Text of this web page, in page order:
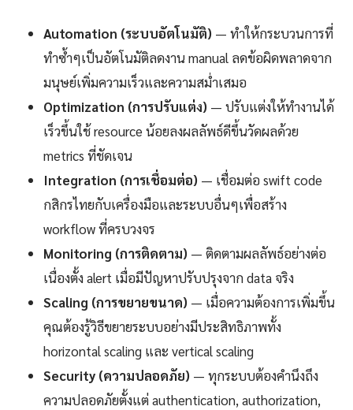
Automation (ระบบอัตโนมัติ) — ทำให้กระบวนการที่
ทำซ้ำๆเป็นอัตโนมัติลดงาน manual ลดข้อผิดพลาดจาก
มนุษย์เพิ่มความเร็วและความสม่ำเสมอ
Optimization (การปรับแต่ง) — ปรับแต่งให้ทำงานได้
เร็วขึ้นใช้ resource น้อยลงผลลัพธ์ดีขึ้นวัดผลด้วย
metrics ที่ชัดเจน
Integration (การเชื่อมต่อ) — เชื่อมต่อ swift code
กสิกรไทยกับเครื่องมือและระบบอื่นๆเพื่อสร้าง
workflow ที่ครบวงจร
Monitoring (การติดตาม) — ติดตามผลลัพธ์อย่างต่อ
เนื่องตั้ง alert เมื่อมีปัญหาปรับปรุงจาก data จริง
Scaling (การขยายขนาด) — เมื่อความต้องการเพิ่มขึ้น
คุณต้องรู้วิธีขยายระบบอย่างมีประสิทธิภาพทั้ง
horizontal scaling และ vertical scaling
Security (ความปลอดภัย) — ทุกระบบต้องคำนึงถึง
ความปลอดภัยตั้งแต่ authentication, authorization,